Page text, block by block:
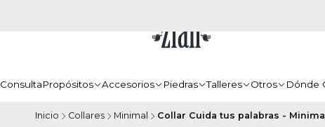
ConsultaPropósitos Accesorios Piedras Talleres Otros Dónde
Inicio Collares Minimal Collar Cuida tus palabras - Minimal